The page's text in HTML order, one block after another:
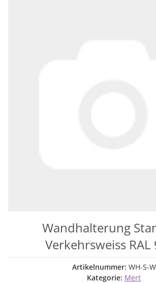
Wandhalterung
Verkehrsweiss RAL
Artikelnummer: WH-S-W
Kategorie: Mert